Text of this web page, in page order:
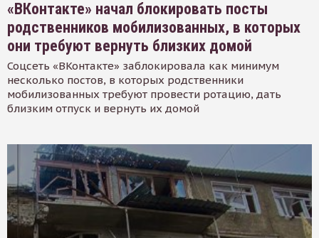
«ВКонтакте» начал блокировать посты
родственников мобилизованных, в которых
они требуют вернуть близких домой
Соцсеть «ВКонтакте» заблокировала как минимум
несколько постов, в которых родственники
мобилизованных требуют провести ротацию, дать
близким отпуск и вернуть их домой